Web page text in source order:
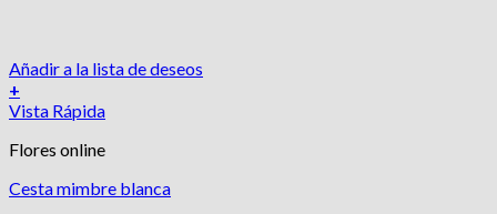
Añadir a la lista de deseos
+
Vista Rápida
Flores online
Cesta mimbre blanca